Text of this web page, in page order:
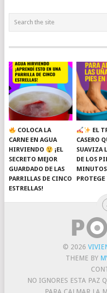
COLOCA LA
CARNE EN AGUA
HIRVIENDO
¡EL
SECRETO MEJOR
GUARDADO DE LAS
PARRILLAS DE CINCO
ESTRELLAS!
EL
CASERO
SUAVIZA
DE LOS
PROTEGE
© 2026
THEME BY
NO IGNORES ESTA PAZ